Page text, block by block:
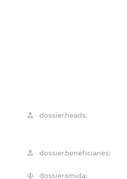
dossier.heads:
dossier.beneficiaries:
dossier.smida: